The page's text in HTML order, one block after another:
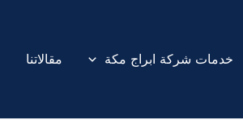
خدمات شركة ابراج مكة مقالاتنا